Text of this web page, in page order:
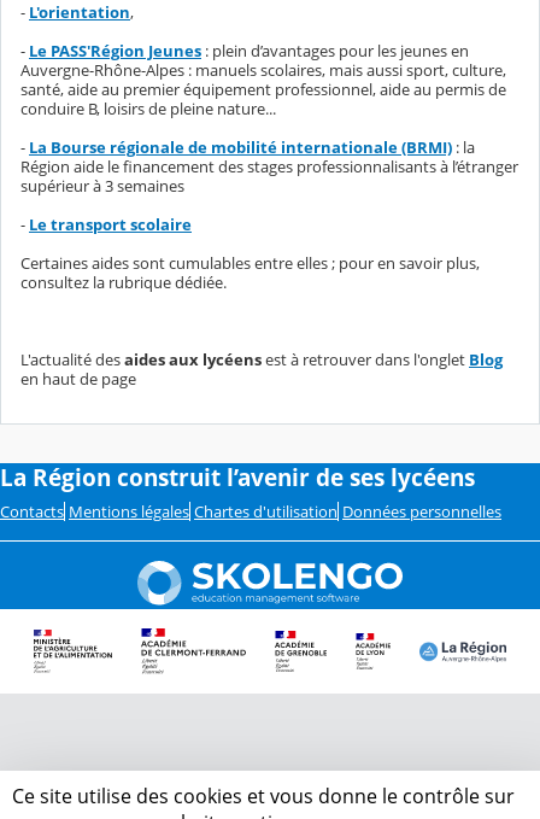
- L'orientation,
- Le PASS'Région Jeunes : plein d’avantages pour les jeunes en
Auvergne-Rhône-Alpes : manuels scolaires, mais aussi sport, culture,
santé, aide au premier équipement professionnel, aide au permis de
conduire B, loisirs de pleine nature...
- La Bourse régionale de mobilité internationale (BRMI) : la
Région aide le financement des stages professionnalisants à l’étranger
supérieur à 3 semaines
- Le transport scolaire
Certaines aides sont cumulables entre elles ; pour en savoir plus,
consultez la rubrique dédiée.
L'actualité desaides aux lycéensest à retrouver dans l'onglet Blog
en haut de page
La Région construit l’avenir de ses lycéens
Contacts Mentions légales Chartes d'utilisation Données personnelles
Ce site utilise des cookies et vous donne le contrôle sur